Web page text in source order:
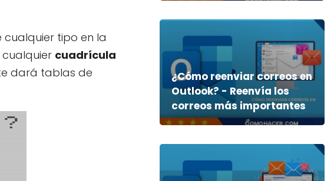
tipo en la
cuadrícula
dará tablas de
¿Cómo reenviar correos en
Outlook? - Reenvía los
correos más importantes